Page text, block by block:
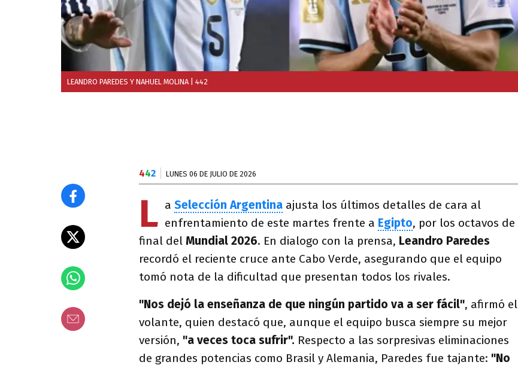
LEANDRO PAREDES Y NAHUEL MOLINA | 442
442 LUNES 06 DE JULIO DE 2026
L a Selección Argentina ajusta los últimos detalles de cara al
enfrentamiento de este martes frente a Egipto, por los octavos de
final del Mundial 2026. En dialogo con la prensa, Leandro Paredes
recordó el reciente cruce ante Cabo Verde, asegurando que el equipo
tomó nota de la dificultad que presentan todos los rivales.
"Nos dejó la enseñanza de que ningún partido va a ser fácil", afirmó el
volante, quien destacó que, aunque el equipo busca siempre su mejor
versión, "a veces toca sufrir". Respecto a las sorpresivas eliminaciones
de grandes potencias como Brasil y Alemania, Paredes fue tajante: "No